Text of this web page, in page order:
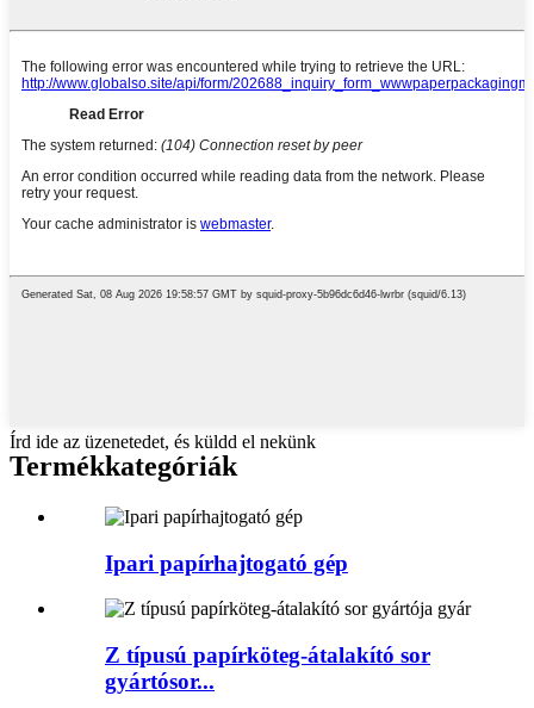
Írd ide az üzenetedet, és küldd el nekünk
Termékkategóriák
Ipari papírhajtogató gép
Z típusú papírköteg-átalakító sor
gyártósor...